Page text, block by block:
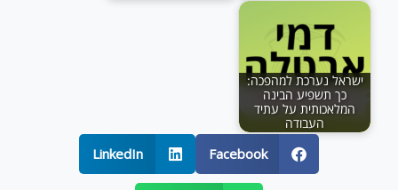
ישראל נערכת למהפכה:
כך תשפיע הבינה
המלאכותית על עתיד
העבודה
Facebook
LinkedIn